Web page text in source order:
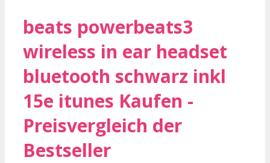
beats powerbeats3
wireless in ear headset
bluetooth schwarz inkl
15e itunes Kaufen -
Preisvergleich der
Bestseller